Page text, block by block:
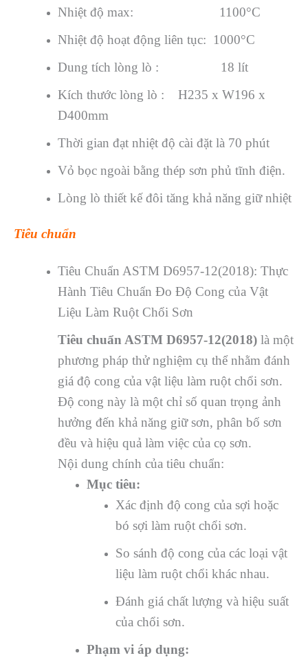
Nhiệt độ max: 1100°C
Nhiệt độ hoạt động liên tục: 1000°C
Dung tích lòng lò : 18 lít
Kích thước lòng lò : H235 x W196 x
D400mm
Thời gian đạt nhiệt độ cài đặt là 70 phút
Vỏ bọc ngoài bằng thép sơn phủ tĩnh điện.
Lòng lò thiết kế đôi tăng khả năng giữ nhiệt
Tiêu chuẩn
Tiêu Chuẩn ASTM D6957-12(2018): Thực
Hành Tiêu Chuẩn Đo Độ Cong của Vật
Liệu Làm Ruột Chổi Sơn
Tiêu chuẩn ASTM D6957-12(2018)là một
phương pháp thử nghiệm cụ thể nhằm đánh
giá độ cong của vật liệu làm ruột chổi sơn.
Độ cong này là một chỉ số quan trọng ảnh
hưởng đến khả năng giữ sơn, phân bố sơn
đều và hiệu quả làm việc của cọ sơn.
Nội dung chính của tiêu chuẩn:
Mục tiêu:
Xác định độ cong của sợi hoặc
bó sợi làm ruột chổi sơn.
So sánh độ cong của các loại vật
liệu làm ruột chổi khác nhau.
Đánh giá chất lượng và hiệu suất
của chổi sơn.
Phạm vi áp dụng: